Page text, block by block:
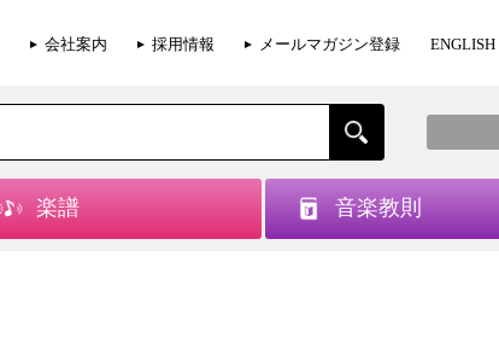
会社案内 採用情報 メールマガジン登録 ENGLISH
楽譜 音楽教則